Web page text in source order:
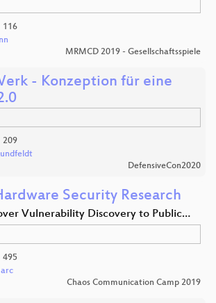
116
MRMCD 2019 - Gesellschaftsspiele
- Konzeption für eine
209
DefensiveCon2020
Security Research
Vulnerability Discovery to Public…
495
Chaos Communication Camp 2019